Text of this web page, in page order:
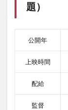
題）
公開年
上映時間
配給
監督